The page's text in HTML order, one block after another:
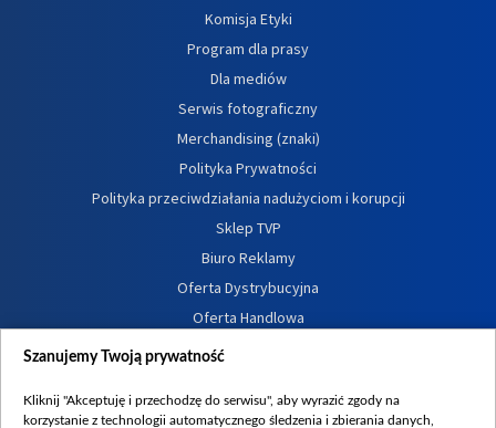
Komisja Etyki
Program dla prasy
Dla mediów
Serwis fotograficzny
Merchandising (znaki)
Polityka Prywatności
Polityka przeciwdziałania nadużyciom i korupcji
Sklep TVP
Biuro Reklamy
Oferta Dystrybucyjna
Oferta Handlowa
Dostępność
Procedura zgłoszeń wewnętrznych
Szanujemy Twoją prywatność
Kliknij "Akceptuję i przechodzę do serwisu", aby wyrazić zgody na
korzystanie z technologii automatycznego śledzenia i zbierania danych,